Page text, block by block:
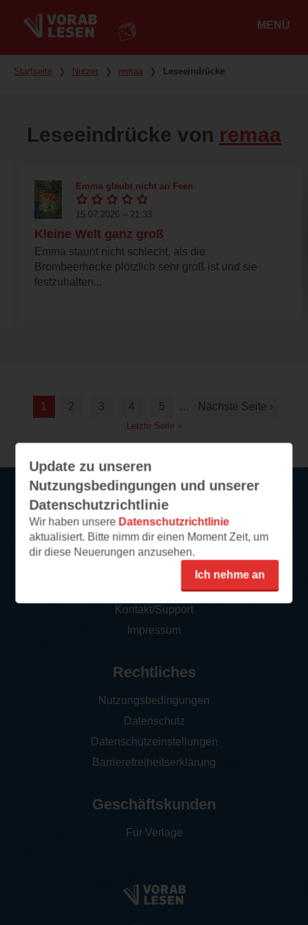
MENÜ
Du bist hier
Startseite ❭ Nutzer ❭ remaa ❭ Leseeindrücke
Leseeindrücke von remaa
Emma glaubt nicht an Feen
15.07.2026 – 21:33
Kleine Welt ganz groß
Emma staunt nicht schlecht, als die
Brombeerhecke plötzlich sehr groß ist und sie
festzuhalten...
1 2 3 4 5 … Nächste Seite ›
Letzte Seite »
Update zu unseren
Nutzungsbedingungen und unserer
Datenschutzrichtlinie
Wir haben unsere Datenschutzrichtlinie
aktualisiert. Bitte nimm dir einen Moment Zeit, um
dir diese Neuerungen anzusehen.
Ich nehme an
Service
So funktioniert‘s
Newsletter abonnieren
Kontakt/Support
Impressum
Rechtliches
Nutzungsbedingungen
Datenschutz
Datenschutzeinstellungen
Barrierefreiheitserklärung
Geschäftskunden
Für Verlage